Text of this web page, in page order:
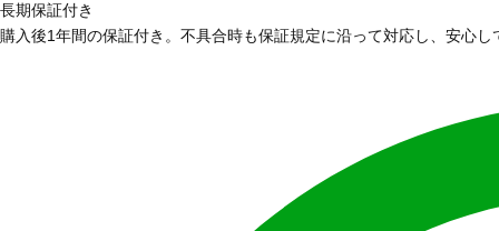
長期保証付き
購入後1年間の保証付き。不具合時も保証規定に沿って対応し、安心